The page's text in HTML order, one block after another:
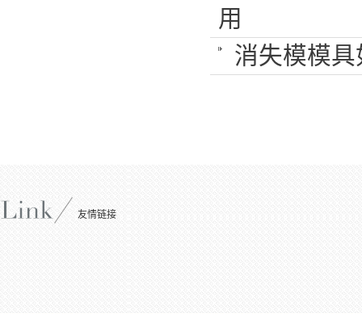
用
消失模模
友情链接